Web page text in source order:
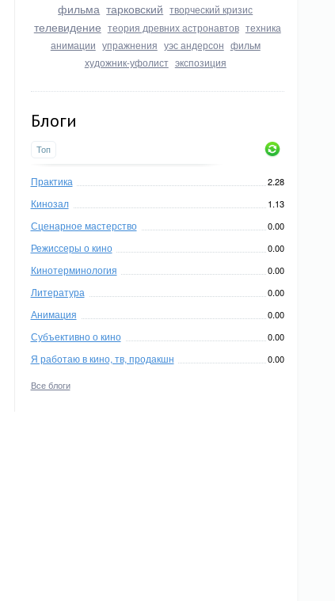
фильма тарковский творческий кризис
телевидение теория древних астронавтов техника
анимации упражнения уэс андерсон фильм
художник-уфолист экспозиция
Блоги
Топ
Практика 2.28
Кинозал 1.13
Сценарное мастерство 0.00
Режиссеры о кино 0.00
Кинотерминология 0.00
Литература 0.00
Анимация 0.00
Субъективно о кино 0.00
Я работаю в кино, тв, продакшн 0.00
Все блоги